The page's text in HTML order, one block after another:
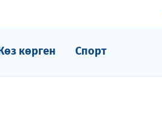
көрген Спорт